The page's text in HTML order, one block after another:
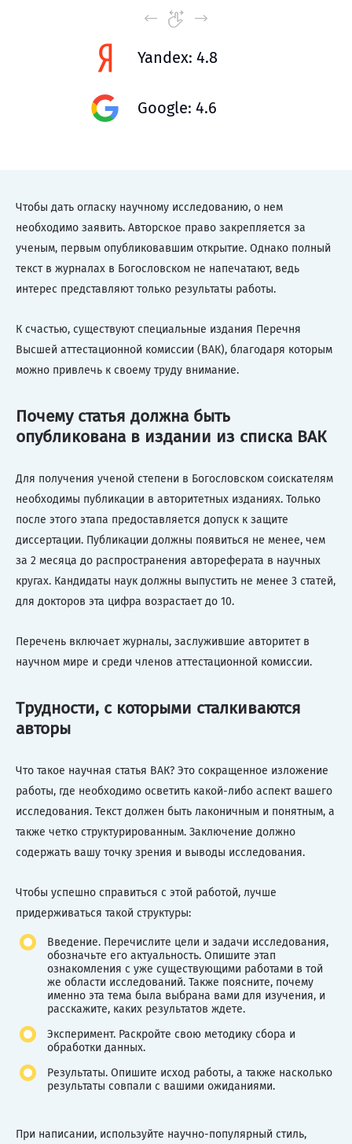
Yandex: 4.8
Google: 4.6
Чтобы дать огласку научному исследованию, о нем
необходимо заявить. Авторское право закрепляется за
ученым, первым опубликовавшим открытие. Однако полный
текст в журналах в Богословском не напечатают, ведь
интерес представляют только результаты работы.
К счастью, существуют специальные издания Перечня
Высшей аттестационной комиссии (ВАК), благодаря которым
можно привлечь к своему труду внимание.
Почему статья должна быть
опубликована в издании из списка ВАК
Для получения ученой степени в Богословском соискателям
необходимы публикации в авторитетных изданиях. Только
после этого этапа предоставляется допуск к защите
диссертации. Публикации должны появиться не менее, чем
за 2 месяца до распространения автореферата в научных
кругах. Кандидаты наук должны выпустить не менее 3 статей,
для докторов эта цифра возрастает до 10.
Перечень включает журналы, заслужившие авторитет в
научном мире и среди членов аттестационной комиссии.
Трудности, с которыми сталкиваются
авторы
Что такое научная статья ВАК? Это сокращенное изложение
работы, где необходимо осветить какой-либо аспект вашего
исследования. Текст должен быть лаконичным и понятным, а
также четко структурированным. Заключение должно
содержать вашу точку зрения и выводы исследования.
Чтобы успешно справиться с этой работой, лучше
придерживаться такой структуры:
Введение. Перечислите цели и задачи исследования,
обозначьте его актуальность. Опишите этап
ознакомления с уже существующими работами в той
же области исследований. Также поясните, почему
именно эта тема была выбрана вами для изучения, и
расскажите, каких результатов ждете.
Эксперимент. Раскройте свою методику сбора и
обработки данных.
Результаты. Опишите исход работы, а также насколько
результаты совпали с вашими ожиданиями.
При написании, используйте научно-популярный стиль,